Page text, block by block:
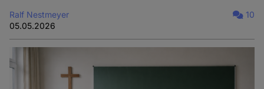
Ralf Nestmeyer
05.05.2026
10